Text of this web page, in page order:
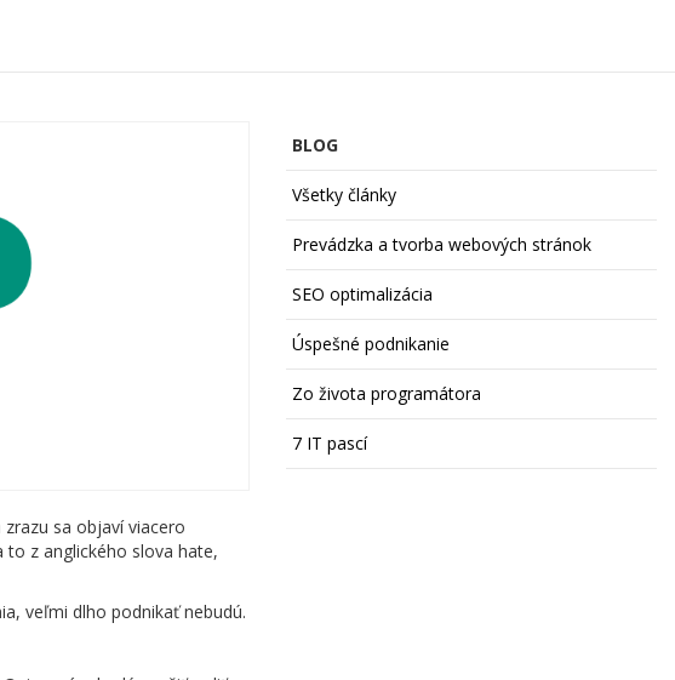
sa objaví viacero
to z anglického slova hate,
veľmi dlho podnikať nebudú.
BLOG
Všetky články
Prevádzka a tvorba webových stránok
SEO optimalizácia
Úspešné podnikanie
Zo života programátora
7 IT pascí